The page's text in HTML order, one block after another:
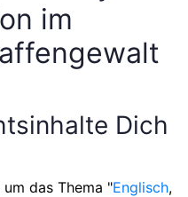
im
Dich
das Thema "Englisch,